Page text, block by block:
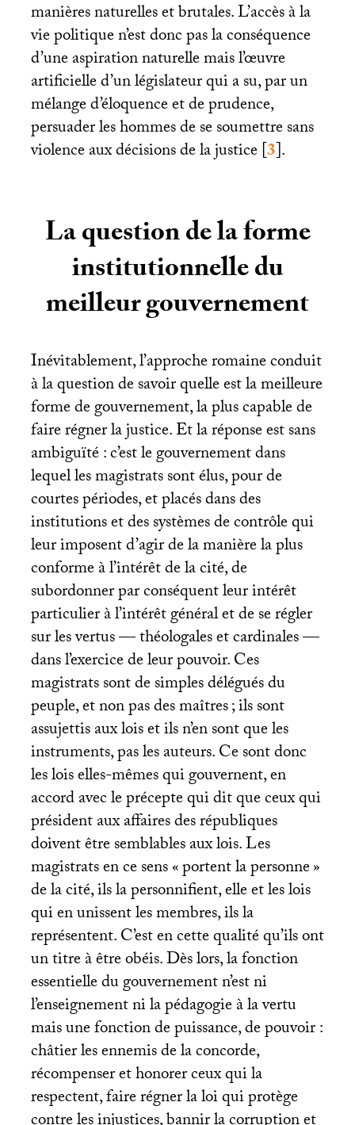
manières naturelles et brutales. L’accès à la
vie politique n’est donc pas la conséquence
d’une aspiration naturelle mais l’œuvre
artificielle d’un législateur qui a su, par un
mélange d’éloquence et de prudence,
persuader les hommes de se soumettre sans
violence aux décisions de la justice[3].
La question de la forme
institutionnelle du
meilleur gouvernement
Inévitablement, l’approche romaine conduit
à la question de savoir quelle est la meilleure
forme de gouvernement, la plus capable de
faire régner la justice. Et la réponse est sans
ambiguïté : c’est le gouvernement dans
lequel les magistrats sont élus, pour de
courtes périodes, et placés dans des
institutions et des systèmes de contrôle qui
leur imposent d’agir de la manière la plus
conforme à l’intérêt de la cité, de
subordonner par conséquent leur intérêt
particulier à l’intérêt général et de se régler
sur les vertus — théologales et cardinales —
dans l’exercice de leur pouvoir. Ces
magistrats sont de simples délégués du
peuple, et non pas des maîtres; ils sont
assujettis aux lois et ils n’en sont que les
instruments, pas les auteurs. Ce sont donc
les lois elles-mêmes qui gouvernent, en
accord avec le précepte qui dit que ceux qui
président aux affaires des républiques
doivent être semblables aux lois. Les
magistrats en ce sens «portent la personne»
de la cité, ils la personnifient, elle et les lois
qui en unissent les membres, ils la
représentent. C’est en cette qualité qu’ils ont
un titre à être obéis. Dès lors, la fonction
essentielle du gouvernement n’est ni
l’enseignement ni la pédagogie à la vertu
mais une fonction de puissance, de pouvoir :
châtier les ennemis de la concorde,
récompenser et honorer ceux qui la
respectent, faire régner la loi qui protège